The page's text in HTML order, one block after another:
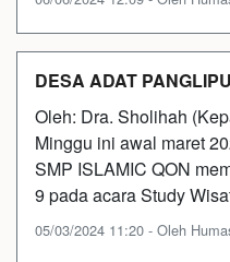
DESA ADAT
Oleh: Dra. Sholihah
Minggu ini awal maret
SMP ISLAMIC QON
9 pada acara Study
05/03/2024 11:20 - Oleh